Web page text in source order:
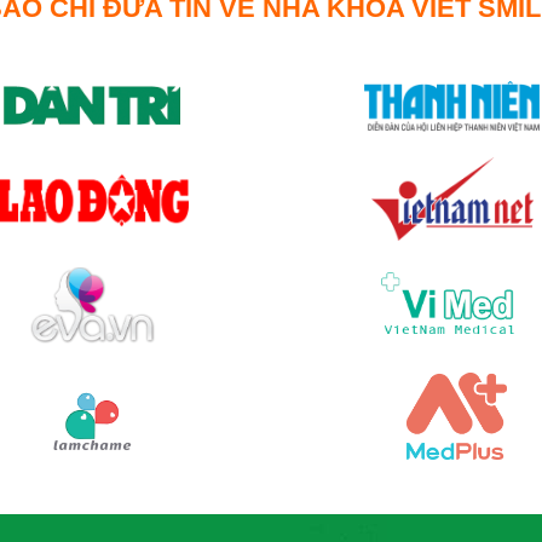
CHÍ ĐƯA TIN VỀ NHA KHOA VIET